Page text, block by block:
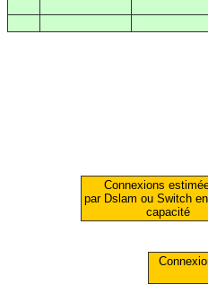
Connexions
par Dslam ou Switch
capacité